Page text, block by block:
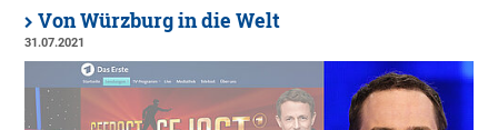
Von Würzburg in die Welt
31.07.2021